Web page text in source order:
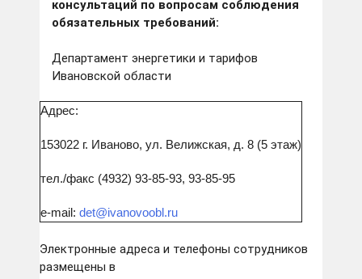
консультаций по вопросам соблюдения
обязательных требований:
Департамент энергетики и тарифов
Ивановской области
Адрес:
153022 г. Иваново, ул. Велижская, д. 8 (5 этаж)
тел./факс (4932) 93-85-93, 93-85-95
e-mail: det@ivanovoobl.ru
Электронные адреса и телефоны сотрудников
размещены в